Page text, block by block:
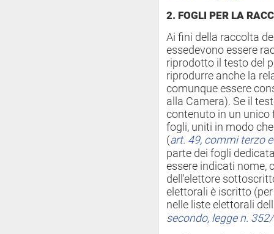
2. FOGLI PER LA
Ai fini della raccolta
essedevono essere
riprodotto il testo del
riprodurre anche la
comunque essere
alla Camera). Se il
contenuto in un unico
fogli, uniti in modo
(art. 49, commi terzo e
parte dei fogli
essere indicati nome,
dell'elettore
elettorali è iscritto
nelle liste elettorali
secondo, legge n.